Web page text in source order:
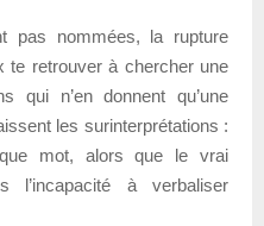
pas nommées, la rupture
te retrouver à chercher une
qui n’en donnent qu’une
les surinterprétations :
mot, alors que le vrai
l’incapacité à verbaliser